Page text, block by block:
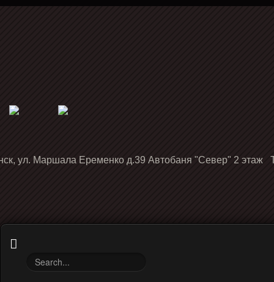
ул. Маршала Еременко д.39 Автобаня "Север" 2 этаж